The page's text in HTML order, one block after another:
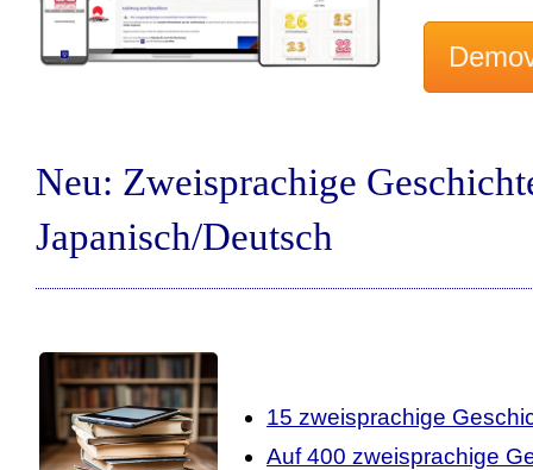
Neu: Zweisprachige
Japanisch/Deutsch
15 zweisprachige
Auf 400 zweisprachige